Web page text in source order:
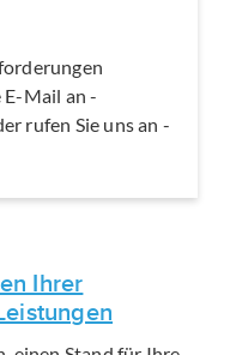
E-Mail an -
rufen Sie uns an -
Ihrer